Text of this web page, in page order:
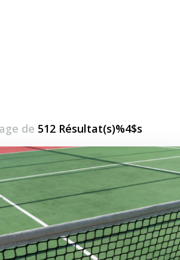
de 512 Résultat(s)%4$s